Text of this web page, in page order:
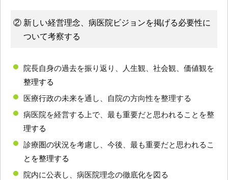
② 新しい経営理念、病医院ビジョンを掲げる必要性に
ついて考察する
院長自身の過去を振り返り、人生観、社会観、価値観を
整理する
医療行政の未来を通し、自院の方向性を整理する
病医院を経営する上で、最も重要だと思われることを整
理する
診療圏の状況を考慮し、今後、最も重要だと思われるこ
とを整理する
院内に公表し、病医院理念の徹底化を図る